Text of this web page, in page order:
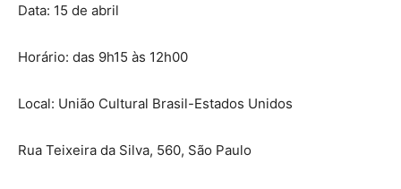
Data: 15 de abril
Horário: das 9h15 às 12h00
Local: União Cultural Brasil-Estados Unidos
Rua Teixeira da Silva, 560, São Paulo